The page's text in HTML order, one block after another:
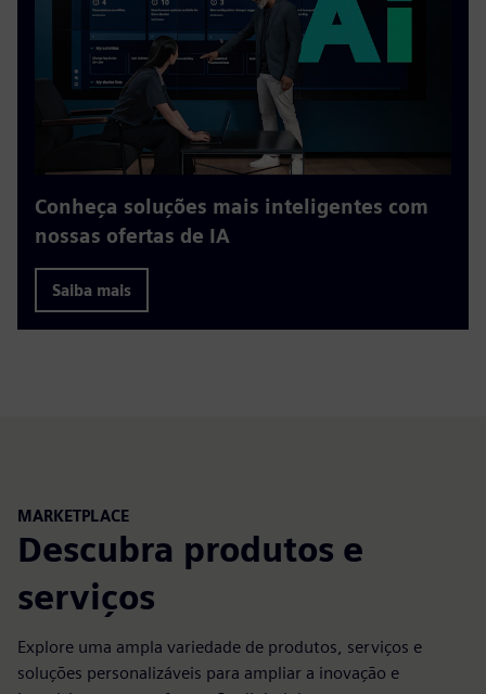
Conheça soluções mais inteligentes com
nossas ofertas de IA
Saiba mais
MARKETPLACE
Descubra produtos e
serviços
Explore uma ampla variedade de produtos, serviços e
soluções personalizáveis para ampliar a inovação e